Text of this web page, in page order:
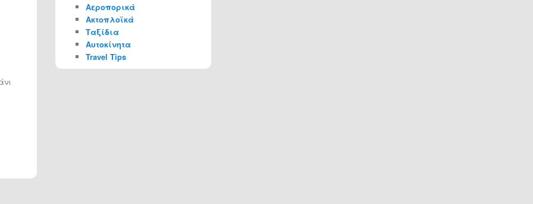
Αεροπορικά
Ακτοπλοϊκά
Ταξίδια
Αυτοκίνητα
Travel Tips